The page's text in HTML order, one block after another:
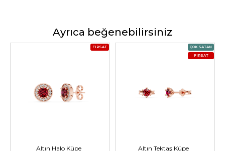
Ayrıca beğenebilirsiniz
FIRSAT
Altın Halo Küpe
ÇOK SATAN
FIRSAT
Altın Tektaş Küpe